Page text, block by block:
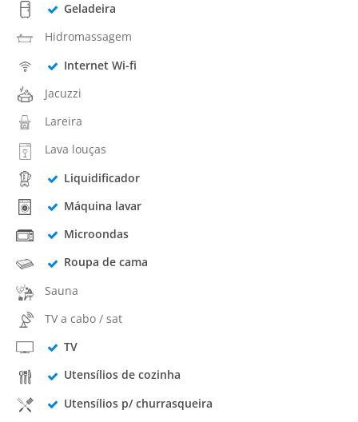
Geladeira
Hidromassagem
Internet Wi-fi
Jacuzzi
Lareira
Lava louças
Liquidificador
Máquina lavar
Microondas
Roupa de cama
Sauna
TV a cabo / sat
TV
Utensílios de cozinha
Utensílios p/ churrasqueira